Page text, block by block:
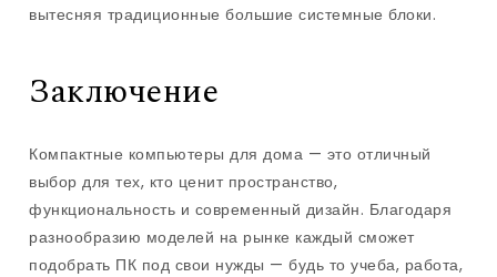
вытесняя традиционные большие системные блоки.
Заключение
Компактные компьютеры для дома — это отличный
выбор для тех, кто ценит пространство,
функциональность и современный дизайн. Благодаря
разнообразию моделей на рынке каждый сможет
подобрать ПК под свои нужды — будь то учеба, работа,